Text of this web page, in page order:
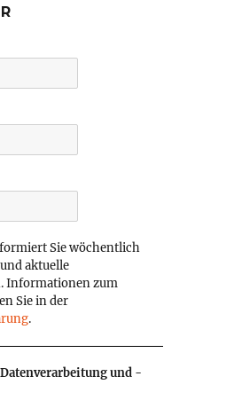
Sie wöchentlich
aktuelle
Informationen zum
Sie in der
.
und -